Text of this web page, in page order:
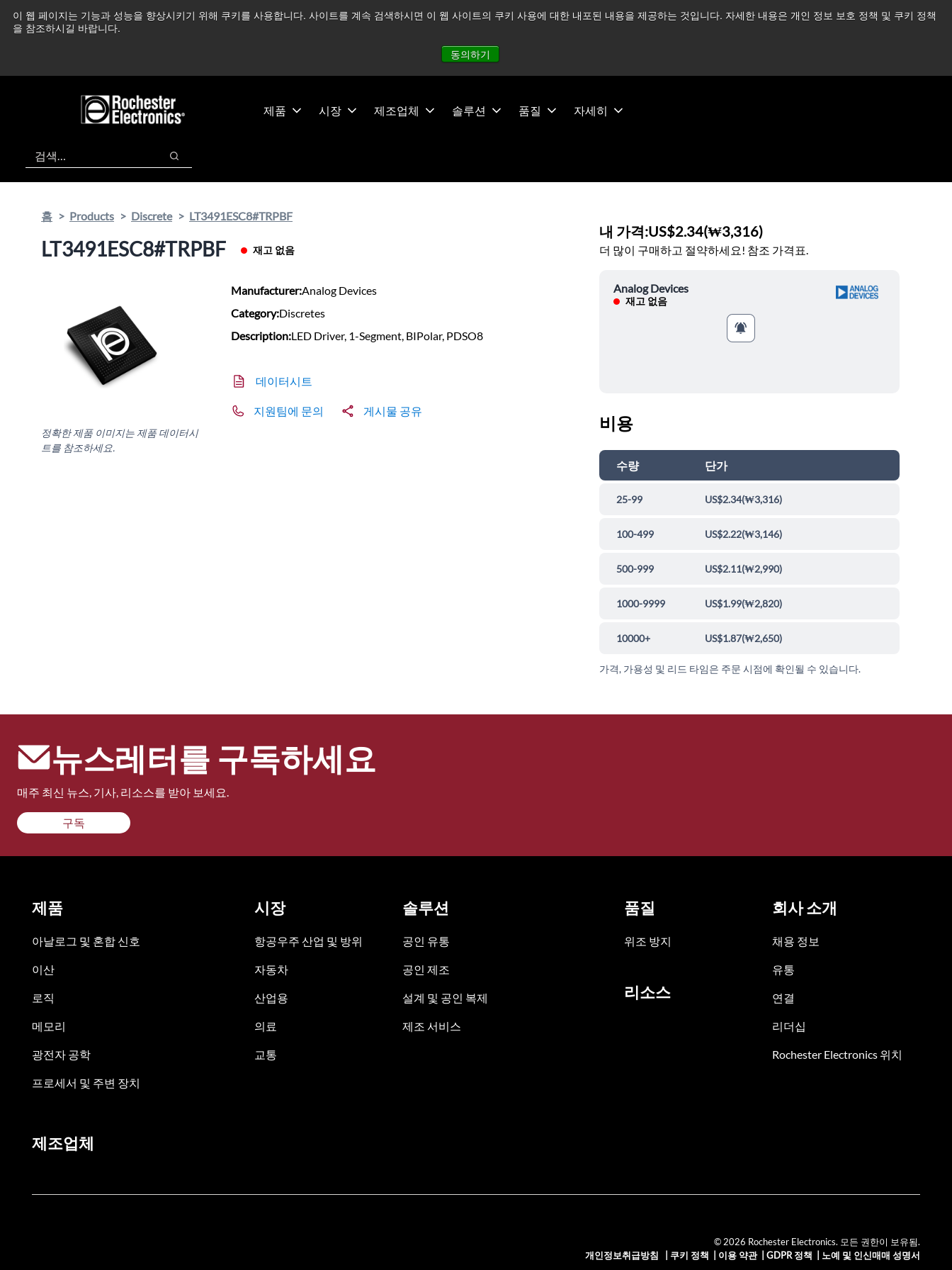
이 웹 페이지는 기능과 성능을 향상시키기 위해 쿠키를 사용합니다. 사이트를 계속 검색하시면 이 웹 사이트의 쿠키 사용에 대한 내포된 내용을 제공하는 것입니다. 자세한 내용은 개인 정보 보호 정책 및 쿠키 정책
을 참조하시길 바랍니다.
동의하기
츠
건
중동 지역 상황을 지속적으로 주시하고 있으며, 모든 서비스는 정상적으로 운영되고 있습니다. 더 읽어보기 →
제품 시장 제조업체 솔루션 품질 자세히
검색
검색
홈 Products Discrete LT3491ESC8#TRPBF
LT3491ESC8#TRPBF 재고 없음
정확한 제품 이미지는 제품 데이터시
트를 참조하세요.
Manufacturer:Analog Devices
Category:Discretes
Description:LED Driver, 1-Segment, BIPolar, PDSO8
데이터시트
지원팀에 문의 게시물 공유
내 가격:US$2.34(₩3,316)
더 많이 구매하고 절약하세요! 참조 가격표.
Analog Devices
재고 없음
비용
수량 단가
25-99 US$2.34(₩3,316)
100-499 US$2.22(₩3,146)
500-999 US$2.11(₩2,990)
1000-9999 US$1.99(₩2,820)
10000+ US$1.87(₩2,650)
가격, 가용성 및 리드 타임은 주문 시점에 확인될 수 있습니다.
뉴스레터를 구독하세요
매주 최신 뉴스, 기사, 리소스를 받아 보세요.
구독
제품
아날로그 및 혼합 신호
이산
로직
메모리
광전자 공학
프로세서 및 주변 장치
시장
항공우주 산업 및 방위
자동차
산업용
의료
교통
솔루션
공인 유통
공인 제조
설계 및 공인 복제
제조 서비스
품질
위조 방지
리소스
회사 소개
채용 정보
유통
연결
리더십
Rochester Electronics 위치
제조업체
© 2026 Rochester Electronics. 모든 권한이 보유됨.
개인정보취급방침
쿠키 정책 이용 약관| GDPR 정책 노예 및 인신매매 성명서